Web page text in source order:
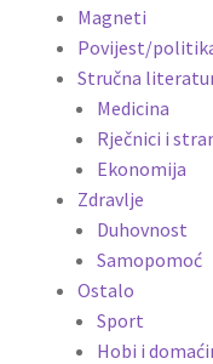
Magneti
Povijest/
Stručna
Medicina
Rječnici i
Ekonomija
Zdravlje
Duhovnost
Samopomoć
Ostalo
Sport
Hobi i